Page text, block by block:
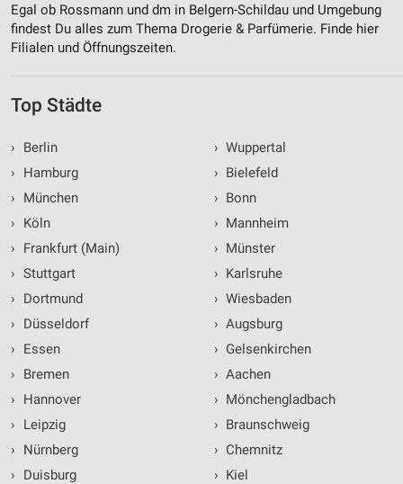
Egal ob Rossmann und dm in Belgern-Schildau und Umgebung
findest Du alles zum Thema Drogerie & Parfümerie. Finde hier
Filialen und Öffnungszeiten.
Top Städte
›
Berlin
›
Hamburg
›
München
›
Köln
›
Frankfurt (Main)
› Stuttgart
›
Dortmund
›
Düsseldorf
›
Essen
›
Bremen
›
Hannover
›
Leipzig
›
Nürnberg
›
Duisburg
› Wuppertal
› Bielefeld
› Bonn
› Mannheim
› Münster
› Karlsruhe
› Wiesbaden
› Augsburg
› Gelsenkirchen
› Aachen
› Mönchengladbach
› Braunschweig
› Chemnitz
› Kiel